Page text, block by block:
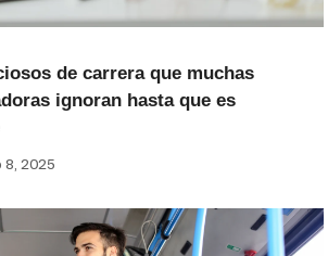
de carrera que muchas
ignoran hasta que es
8, 2025